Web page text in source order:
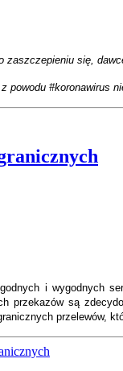
zaszczepieniu się,
#koronawirus
i wygodnych
przekazów są
przelewów,